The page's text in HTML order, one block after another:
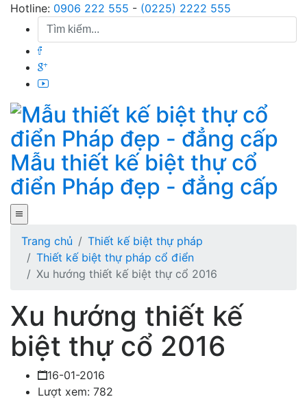
Skip
content
Hotline: 0906 222 555 - (0225) 2222 555
Mẫu thiết kế biệt thự cổ
điển Pháp đẹp - đẳng cấp
Trang chủ
Thiết kế biệt thự pháp
Thiết kế biệt thự pháp cổ điển
Xu hướng thiết kế biệt thự cổ 2016
Xu hướng thiết kế
biệt thự cổ 2016
16-01-2016
Lượt xem: 782